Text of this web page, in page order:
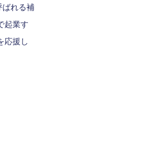
ばれる補
起業す
応援し